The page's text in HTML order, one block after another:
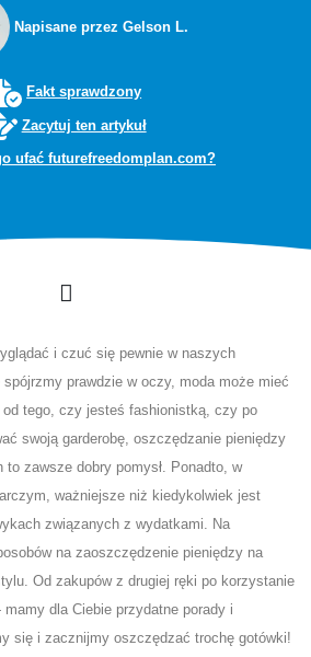
Napisane przez Gelson L.
Fakt sprawdzony
Zacytuj ten artykuł
ufać futurefreedomplan.com?
i czuć się pewnie w naszych
prawdzie w oczy, moda może mieć
tego, czy jesteś fashionistką, czy po
swoją garderobę, oszczędzanie pieniędzy
to zawsze dobry pomysł. Ponadto, w
ważniejsze niż kiedykolwiek jest
związanych z wydatkami. Na
na zaoszczędzenie pieniędzy na
Od zakupów z drugiej ręki po korzystanie
dla Ciebie przydatne porady i
się i zacznijmy oszczędzać trochę gotówki!